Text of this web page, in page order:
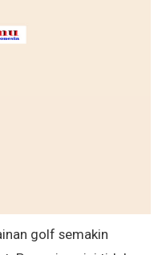
golf semakin